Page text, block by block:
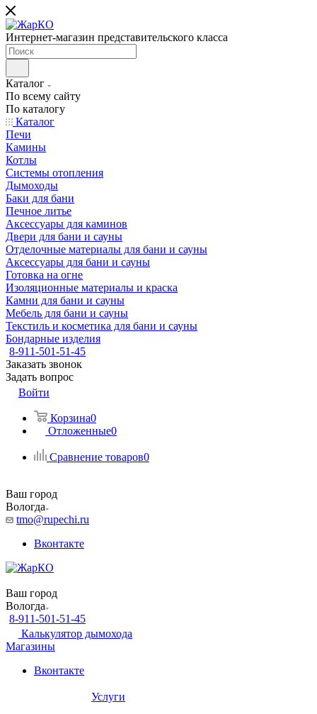
Интернет-магазин представительского класса
Каталог
По всему сайту
По каталогу
Каталог
Печи
Камины
Котлы
Системы отопления
Дымоходы
Баки для бани
Печное литье
Аксессуары для каминов
Двери для бани и сауны
Отделочные материалы для бани и сауны
Аксессуары для бани и сауны
Готовка на огне
Изоляционные материалы и краска
Камни для бани и сауны
Мебель для бани и сауны
Текстиль и косметика для бани и сауны
Бондарные изделия
8-911-501-51-45
Заказать звонок
Задать вопрос
Войти
Корзина0
Отложенные0
Сравнение товаров0
Ваш город
Вологда
tmo@rupechi.ru
Вконтакте
Ваш город
Вологда
8-911-501-51-45
Калькулятор дымохода
Магазины
Вконтакте
Услуги